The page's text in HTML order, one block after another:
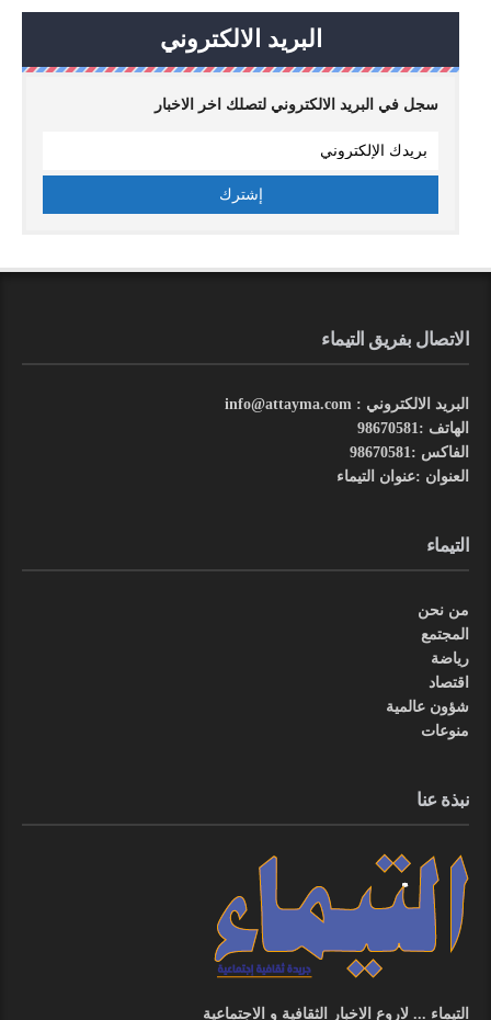
البريد الالكتروني
سجل في البريد الالكتروني لتصلك اخر الاخبار
الاتصال بفريق التيماء
البريد الالكتروني : info@attayma.com
الهاتف :98670581
الفاكس :98670581
العنوان :عنوان التيماء
التيماء
من نحن
المجتمع
رياضة
اقتصاد
شؤون عالمية
منوعات
نبذة عنا
التيماء ... لاروع الاخبار الثقافية و الاجتماعية